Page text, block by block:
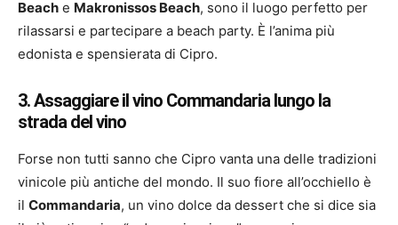
Beach e Makronissos Beach, sono il luogo perfetto per
rilassarsi e partecipare a beach party. È l’anima più
edonista e spensierata di Cipro.
3. Assaggiare il vino Commandaria lungo la
strada del vino
Forse non tutti sanno che Cipro vanta una delle tradizioni
vinicole più antiche del mondo. Il suo fiore all’occhiello è
il Commandaria, un vino dolce da dessert che si dice sia